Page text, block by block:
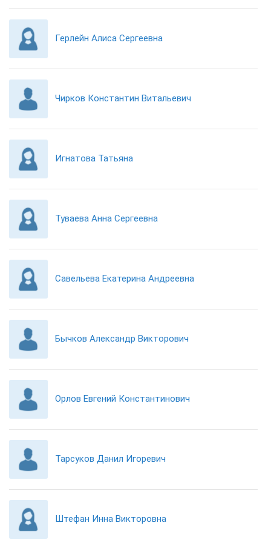
Герлейн Алиса Сергеевна
Чирков Константин Витальевич
Игнатова Татьяна
Туваева Анна Сергеевна
Савельева Екатерина Андреевна
Бычков Александр Викторович
Орлов Евгений Константинович
Тарсуков Данил Игоревич
Штефан Инна Викторовна